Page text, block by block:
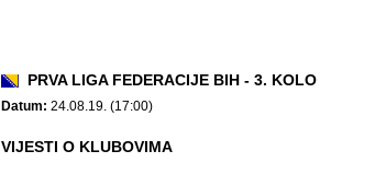
PRVA LIGA FEDERACIJE BIH - 3. KOLO
Datum: 24.08.19. (17:00)
VIJESTI O KLUBOVIMA